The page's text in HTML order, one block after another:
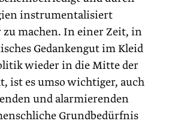
instrumentalisiert
machen. In einer Zeit, in
Gedankengut im Kleid
wieder in die Mitte der
ist es umso wichtiger, auch
und alarmierenden
Grundbedürfnis